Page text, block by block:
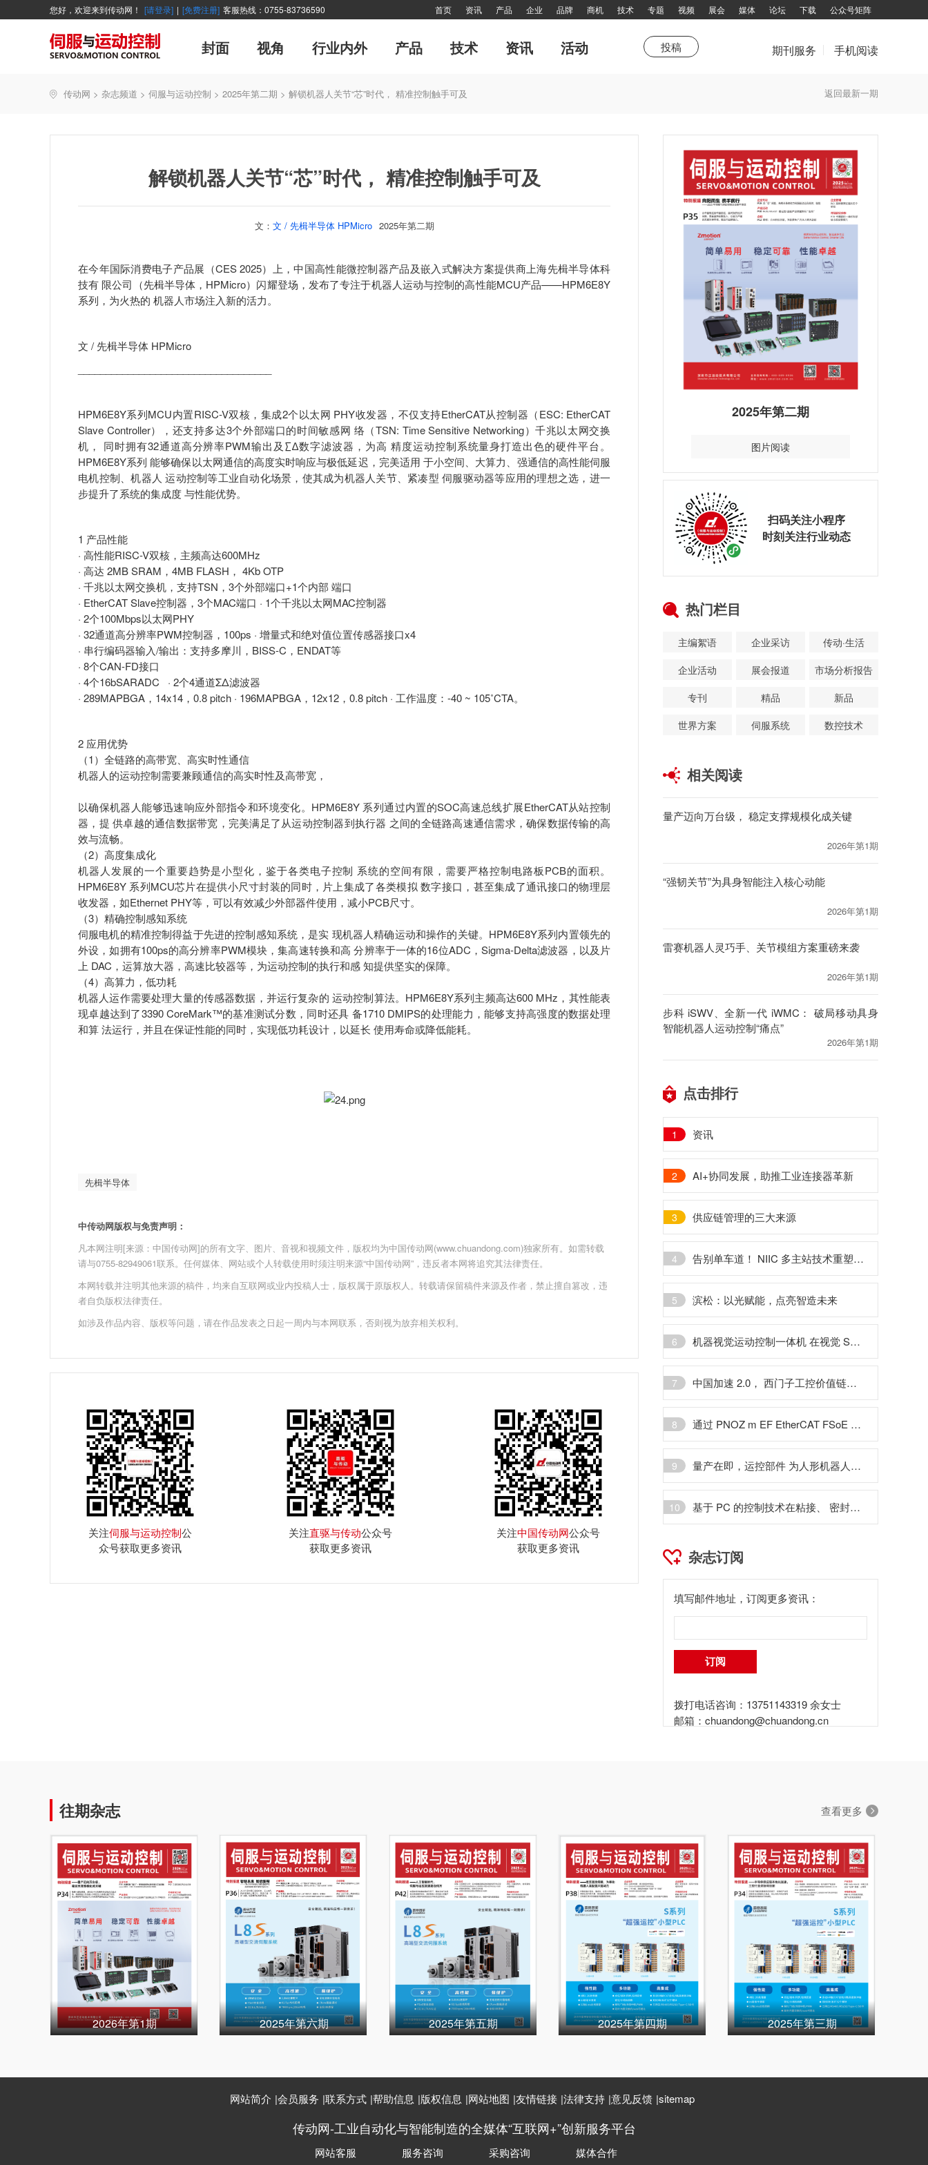
您好，欢迎来到传动网！ [请登录] | [免费注册] 客服热线：0755-83736590 首页 资讯 产品 企业 品牌 商机 技术 专题 视频 展会 媒体 论坛 下载 公众号矩阵
封面 视角
产业活动
行业内外
企业管理
产品 技术
智能制造
技术与应用
资讯 活动 投稿 期刊服务
拨打电话咨询：13751143319 余女士
邮箱：chuandong@chuandong.cn
手机阅读
传动网 > 杂志频道 > 伺服与运动控制 > 2025年第二期 > 解锁机器人关节“芯”时代， 精准控制触手可及 返回最新一期
解锁机器人关节“芯”时代， 精准控制触手可及
文： 文 / 先楫半导体 HPMicro 2025年第二期
在今年国际消费电子产品展（CES 2025）上，中国高性能微控制器产品及嵌入式解决方案提供商上海先楫半导体科
技有 限公司（先楫半导体，HPMicro）闪耀登场，发布了专注于机器人运动与控制的高性能MCU产品——HPM6E8Y
系列，为火热的 机器人市场注入新的活力。
文 / 先楫半导体 HPMicro
HPM6E8Y系列MCU内置RISC-V双核，集成2个以太网 PHY收发器，不仅支持EtherCAT从控制器（ESC: EtherCAT
Slave Controller），还支持多达3个外部端口的时间敏感网 络（TSN: Time Sensitive Networking）千兆以太网交换
机， 同时拥有32通道高分辨率PWM输出及∑∆数字滤波器，为高 精度运动控制系统量身打造出色的硬件平台。
HPM6E8Y系列 能够确保以太网通信的高度实时响应与极低延迟，完美适用 于小空间、大算力、强通信的高性能伺服
电机控制、机器人 运动控制等工业自动化场景，使其成为机器人关节、紧凑型 伺服驱动器等应用的理想之选，进一
步提升了系统的集成度 与性能优势。
1 产品性能
· 高性能RISC-V双核，主频高达600MHz
· 高达 2MB SRAM，4MB FLASH， 4Kb OTP
· 千兆以太网交换机，支持TSN，3个外部端口+1个内部 端口
· EtherCAT Slave控制器，3个MAC端口 · 1个千兆以太网MAC控制器
· 2个100Mbps以太网PHY
· 32通道高分辨率PWM控制器，100ps · 增量式和绝对值位置传感器接口x4
· 串行编码器输入/输出：支持多摩川，BISS-C，ENDAT等
· 8个CAN-FD接口
· 4个16bSARADC · 2个4通道ΣΔ滤波器
· 289MAPBGA，14x14，0.8 pitch · 196MAPBGA，12x12，0.8 pitch · 工作温度：-40 ~ 105˚CTA。
2 应用优势
（1）全链路的高带宽、高实时性通信
机器人的运动控制需要兼顾通信的高实时性及高带宽，
以确保机器人能够迅速响应外部指令和环境变化。HPM6E8Y 系列通过内置的SOC高速总线扩展EtherCAT从站控制
器，提 供卓越的通信数据带宽，完美满足了从运动控制器到执行器 之间的全链路高速通信需求，确保数据传输的高
效与流畅。
（2）高度集成化
机器人发展的一个重要趋势是小型化，鉴于各类电子控制 系统的空间有限，需要严格控制电路板PCB的面积。
HPM6E8Y 系列MCU芯片在提供小尺寸封装的同时，片上集成了各类模拟 数字接口，甚至集成了通讯接口的物理层
收发器，如Ethernet PHY等，可以有效减少外部器件使用，减小PCB尺寸。
（3）精确控制感知系统
伺服电机的精准控制得益于先进的控制感知系统，是实 现机器人精确运动和操作的关键。HPM6E8Y系列内置领先的
外设，如拥有100ps的高分辨率PWM模块，集高速转换和高 分辨率于一体的16位ADC，Sigma-Delta滤波器，以及片
上 DAC，运算放大器，高速比较器等，为运动控制的执行和感 知提供坚实的保障。
（4）高算力，低功耗
机器人运作需要处理大量的传感器数据，并运行复杂的 运动控制算法。HPM6E8Y系列主频高达600 MHz，其性能表
现卓越达到了3390 CoreMark™的基准测试分数，同时还具 备1710 DMIPS的处理能力，能够支持高强度的数据处理
和算 法运行，并且在保证性能的同时，实现低功耗设计，以延长 使用寿命或降低能耗。
先楫半导体
中传动网版权与免责声明：
凡本网注明[来源：中国传动网]的所有文字、图片、音视和视频文件，版权均为中国传动网(www.chuandong.com)独家所有。如需转载
请与0755-82949061联系。任何媒体、网站或个人转载使用时须注明来源“中国传动网”，违反者本网将追究其法律责任。
本网转载并注明其他来源的稿件，均来自互联网或业内投稿人士，版权属于原版权人。转载请保留稿件来源及作者，禁止擅自篡改，违
者自负版权法律责任。
如涉及作品内容、版权等问题，请在作品发表之日起一周内与本网联系，否则视为放弃相关权利。
关注伺服与运动控制公
众号获取更多资讯
关注直驱与传动公众号
获取更多资讯
关注中国传动网公众号
获取更多资讯
2025年第二期
图片阅读
扫码关注小程序
时刻关注行业动态
热门栏目
主编絮语 企业采访
传动·生活
企业活动
展会报道
市场分析报告
专刊
精品
新品
世界方案
伺服系统 数控技术
相关阅读
量产迈向万台级， 稳定支撑规模化成关键
2026年第1期
“强韧关节”为具身智能注入核心动能
2026年第1期
雷赛机器人灵巧手、关节模组方案重磅来袭
2026年第1期
步科 iSWV、全新一代 iWMC： 破局移动具身
智能机器人运动控制“痛点”
2026年第1期
点击排行
1 资讯
2 AI+协同发展，助推工业连接器革新
3 供应链管理的三大来源
4 告别单车道！ NIIC 多主站技术重塑通讯新格局
5 滨松：以光赋能，点亮智造未来
6 机器视觉运动控制一体机 在视觉 SCARA 天地盖贴合的应用
7 中国加速 2.0， 西门子工控价值链布局驶入快车道
8 通过 PNOZ m EF EtherCAT FSoE 实现单电缆的解决方案
9 量产在即，运控部件 为人形机器人市场放量夯实基础
10 基于 PC 的控制技术在粘接、 密封和灌封多功能单元中的应用
杂志订阅
填写邮件地址，订阅更多资讯：
拨打电话咨询：13751143319 余女士
邮箱： chuandong@chuandong.cn
往期杂志 查看更多
2026年第1期 2025年第六期 2025年第五期 2025年第四期 2025年第三期
网站简介 |会员服务 |联系方式 |帮助信息 |版权信息 |网站地图 |友情链接 |法律支持 |意见反馈 |sitemap
传动网-工业自动化与智能制造的全媒体“互联网+”创新服务平台
网站客服 服务咨询 采购咨询 媒体合作